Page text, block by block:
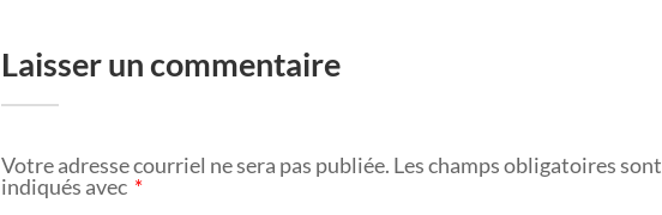
Laisser un commentaire
Votre adresse courriel ne sera pas publiée. Les champs obligatoires sont
indiqués avec *